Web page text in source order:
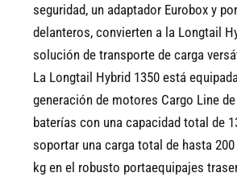
seguridad, un adaptador Eurobox y
delanteros, convierten a la Longtail
solución de transporte de carga
La Longtail Hybrid 1350 está
generación de motores Cargo Line
baterías con una capacidad total de
soportar una carga total de hasta
kg en el robusto portaequipajes